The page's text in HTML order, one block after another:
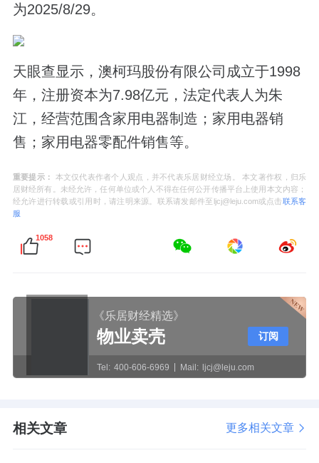
为2025/8/29。
天眼查显示，澳柯玛股份有限公司成立于1998
年，注册资本为7.98亿元，法定代表人为朱
江，经营范围含家用电器制造；家用电器销
售；家用电器零配件销售等。
重要提示：
本文仅代表作者个人观点，并不代表乐居财经立场。 本文著作权，归乐
居财经所有。未经允许，任何单位或个人不得在任何公开传播平台上使用本文内容；
经允许进行转载或引用时，请注明来源。联系请发邮件至ljcj@leju.com或点击联系客
服
1058
《乐居财经精选》
物业卖壳
Tel: 400-606-6969 Mail: ljcj@leju.com
订阅
相关文章 更多相关文章